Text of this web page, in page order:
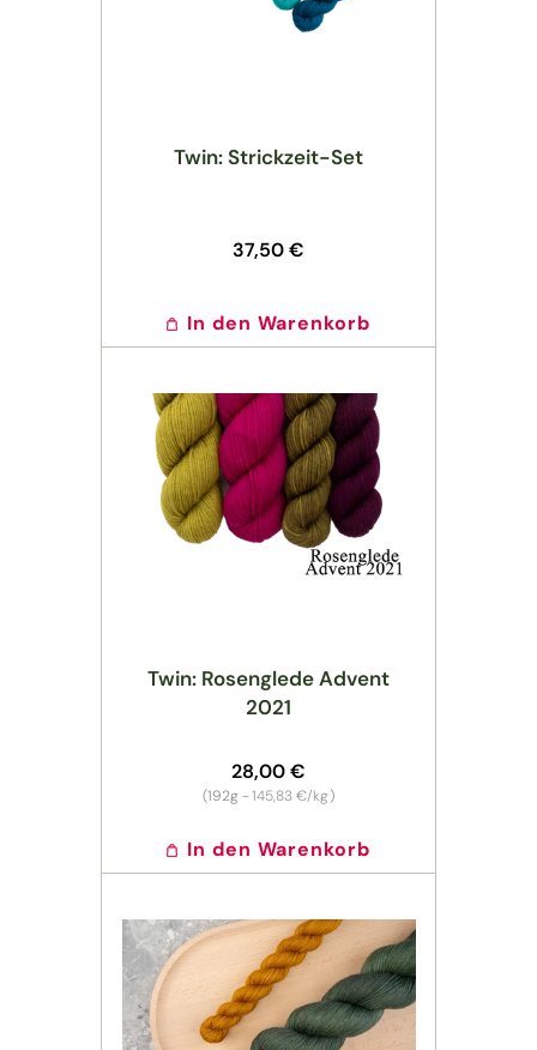
Twin: Strickzeit-Set
Normaler
37,50 €
In den Warenkorb
Twin: Rosenglede Advent
2021
Normaler
Preis
28,00 €
(192g -Grundpreis
145,83 €/kg)
In den Warenkorb